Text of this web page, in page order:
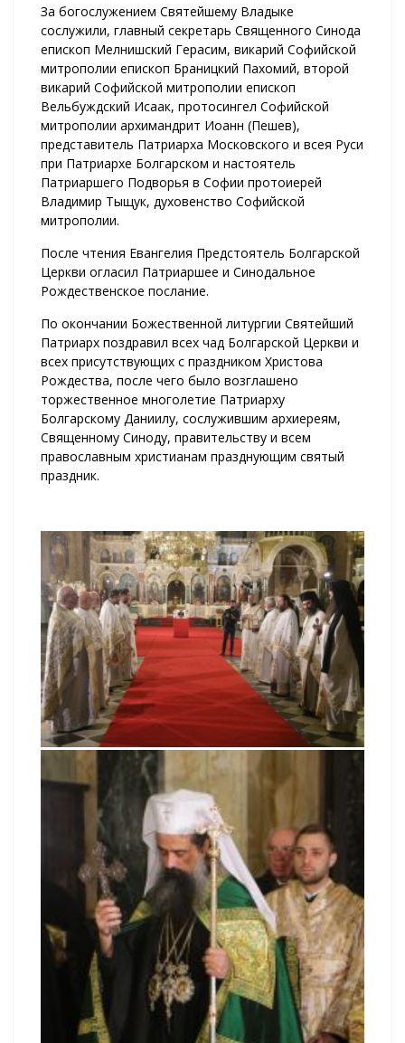
За богослужением Святейшему Владыке
сослужили, главный секретарь Священного Синода
епископ Мелнишский Герасим, викарий Софийской
митрополии епископ Браницкий Пахомий, второй
викарий Софийской митрополии епископ
Вельбуждский Исаак, протосингел Софийской
митрополии архимандрит Иоанн (Пешев),
представитель Патриарха Московского и всея Руси
при Патриархе Болгарском и настоятель
Патриаршего Подворья в Софии протоиерей
Владимир Тыщук, духовенство Софийской
митрополии.
После чтения Евангелия Предстоятель Болгарской
Церкви огласил Патриаршее и Синодальное
Рождественское послание.
По окончании Божественной литургии Святейший
Патриарх поздравил всех чад Болгарской Церкви и
всех присутствующих с праздником Христова
Рождества, после чего было возглашено
торжественное многолетие Патриарху
Болгарскому Даниилу, сослужившим архиереям,
Священному Синоду, правительству и всем
православным христианам празднующим святый
праздник.